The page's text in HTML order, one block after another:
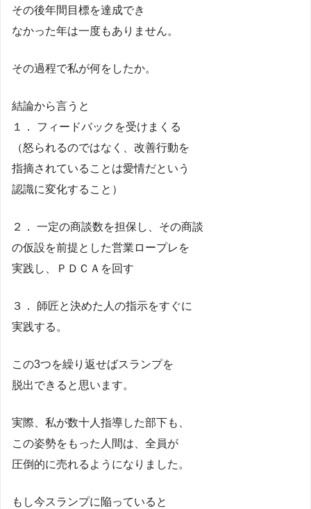
その後年間目標を達成でき
なかった年は一度もありません。
その過程で私が何をしたか。
結論から言うと
１． フィードバックを受けまくる
（怒られるのではなく、改善行動を
指摘されていることは愛情だという
認識に変化すること）
２． 一定の商談数を担保し、その商談
の仮設を前提とした営業ロープレを
実践し、ＰＤＣＡを回す
３． 師匠と決めた人の指示をすぐに
実践する。
この3つを繰り返せばスランプを
脱出できると思います。
実際、私が数十人指導した部下も、
この姿勢をもった人間は、全員が
圧倒的に売れるようになりました。
もし今スランプに陥っていると